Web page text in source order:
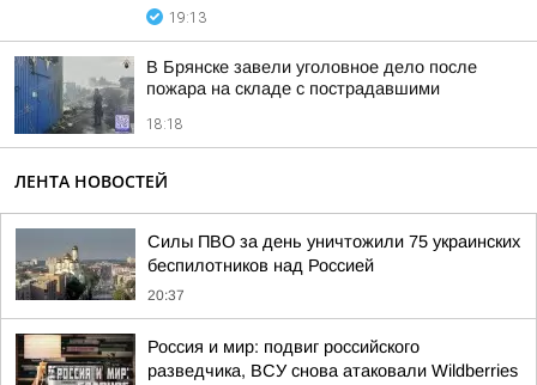
19:13
В Брянске завели уголовное дело после
пожара на складе с пострадавшими
18:18
ЛЕНТА НОВОСТЕЙ
Силы ПВО за день уничтожили 75 украинских
беспилотников над Россией
20:37
Россия и мир: подвиг российского
разведчика, ВСУ снова атаковали Wildberries